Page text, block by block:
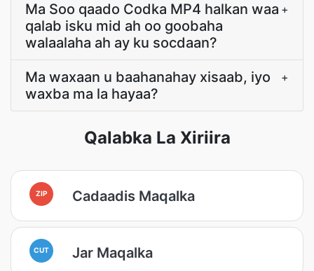
Ma Soo qaado Codka MP4 halkan waa
qalab isku mid ah oo goobaha
walaalaha ah ay ku socdaan?
+
Ma waxaan u baahanahay xisaab, iyo
waxba ma la hayaa?
+
Qalabka La Xiriira
ZIP Cadaadis Maqalka
CUT Jar Maqalka